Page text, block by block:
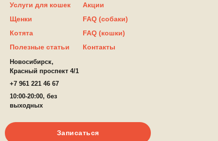
Записаться
+7 961 221 46 67
Новосибирск,
Красный проспект 4/1
10:00-20:00, без
выходных
FAQ (собаки)
FAQ (кошки)
Контакты
Акции
Услуги для кошек
Щенки
Полезные статьи
Котята